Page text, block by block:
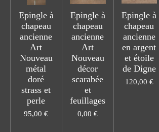
Epingle à
chapeau
ancienne
Art
Nouveau
métal
doré
strass et
perle
95,00 €
Epingle à
chapeau
ancienne
Art
Nouveau
décor
scarabée
et
feuillages
0,00 €
Epingle à
chapeau
ancienne
en argent
et étoile
de Digne
120,00 €